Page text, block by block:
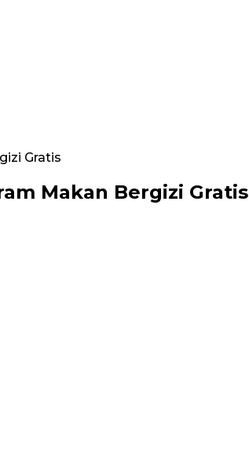
Gratis
Makan Bergizi Gratis